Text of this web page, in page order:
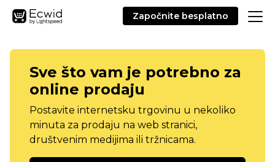
Započnite besplatno
Sve što vam je potrebno za
online prodaju
Postavite internetsku trgovinu u nekoliko
minuta za prodaju na web stranici,
društvenim medijima ili tržnicama.